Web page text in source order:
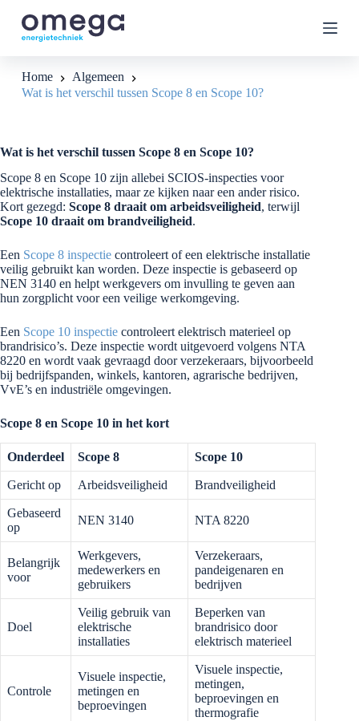
G
n
h
o
u
d
Home
Algemeen
Wat is het verschil tussen Scope 8 en Scope 10?
Wat is het verschil tussen Scope 8 en Scope 10?
Scope 8 en Scope 10 zijn allebei SCIOS-inspecties voor
elektrische installaties, maar ze kijken naar een ander risico.
Kort gezegd: Scope 8 draait om arbeidsveiligheid, terwijl
Scope 10 draait om brandveiligheid.
Een Scope 8 inspectie controleert of een elektrische installatie
veilig gebruikt kan worden. Deze inspectie is gebaseerd op
NEN 3140 en helpt werkgevers om invulling te geven aan
hun zorgplicht voor een veilige werkomgeving.
Een Scope 10 inspectie controleert elektrisch materieel op
brandrisico’s. Deze inspectie wordt uitgevoerd volgens NTA
8220 en wordt vaak gevraagd door verzekeraars, bijvoorbeeld
bij bedrijfspanden, winkels, kantoren, agrarische bedrijven,
VvE’s en industriële omgevingen.
Scope 8 en Scope 10 in het kort
Onderdeel Scope 8 Scope 10
Gericht op Arbeidsveiligheid Brandveiligheid
Gebaseerd
op
NEN 3140 NTA 8220
Belangrijk
voor
Werkgevers,
medewerkers en
gebruikers
Verzekeraars,
pandeigenaren en
bedrijven
Doel
Veilig gebruik van
elektrische
installaties
Beperken van
brandrisico door
elektrisch materieel
Controle
Visuele inspectie,
metingen en
beproevingen
Visuele inspectie,
metingen,
beproevingen en
thermografie